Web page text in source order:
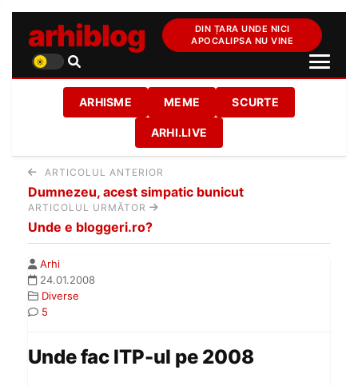
arhiblog
DIN ȚARA UNDE NICI
APOCALIPSA NU VINE
ARHISME MEME SCURTE
ARHI.LIVE
ARTICOLUL ANTERIOR
Dumnezeu, acest simpatic bunicut
ARTICOLUL URMĂTOR
Unde e bloggeri.ro?
Arhi
24.01.2008
Diverse
5
Unde fac ITP-ul pe 2008